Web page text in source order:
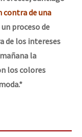
de una
proceso de
de los intereses
la
los colores